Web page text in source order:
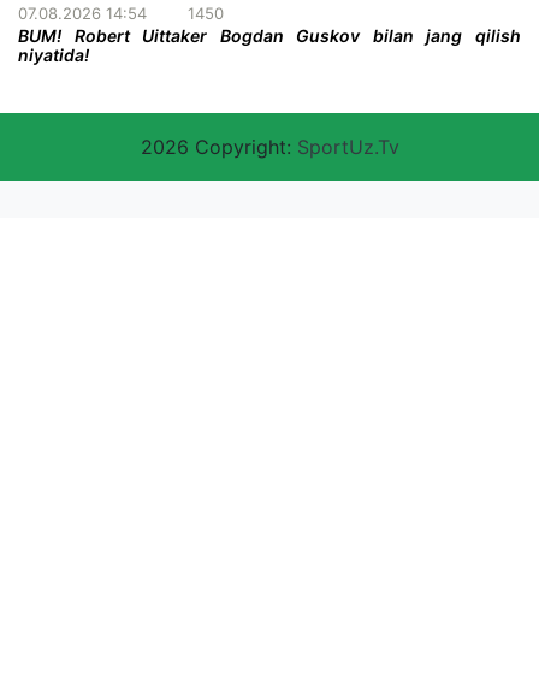
07.08.2026 14:54 1450
BUM! Robert Uittaker Bogdan Guskov bilan jang qilish
niyatida!
2026 Copyright: SportUz.Tv